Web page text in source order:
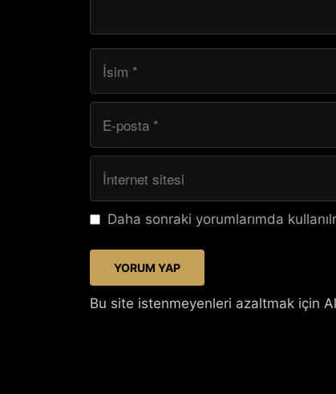
posta
sitesi
Daha sonraki yorumlarımda
Bu site istenmeyenleri azaltmak için